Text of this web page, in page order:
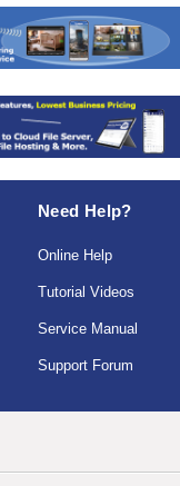
Need Help?
Online Help
Tutorial Videos
Service Manual
Support Forum